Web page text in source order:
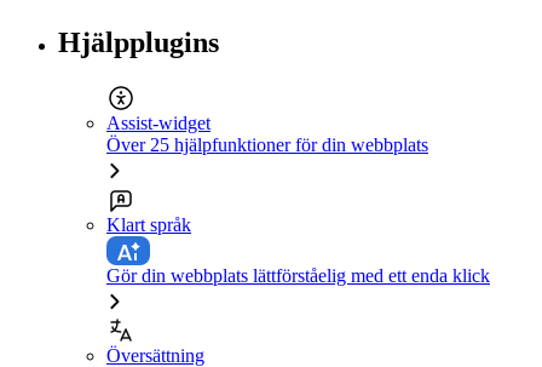
Hjälpplugins
Assist-widget
Över 25 hjälpfunktioner för din webbplats
Klart språk
Gör din webbplats lättförståelig med ett enda klick
Översättning